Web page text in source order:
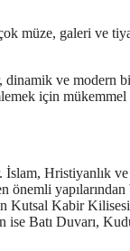
müze, galeri ve
ve modern
için
Hristiyanlık
önemli
Kutsal Kabir
Batı Duvarı,